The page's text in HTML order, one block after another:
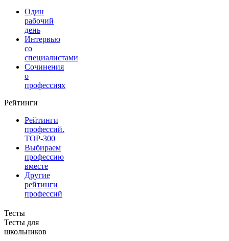
Один
рабочий
день
Интервью
со
специалистами
Сочинения
о
профессиях
Рейтинги
Рейтинги
профессий.
TOP-300
Выбираем
профессию
вместе
Другие
рейтинги
профессий
Тесты
Тесты для
школьников